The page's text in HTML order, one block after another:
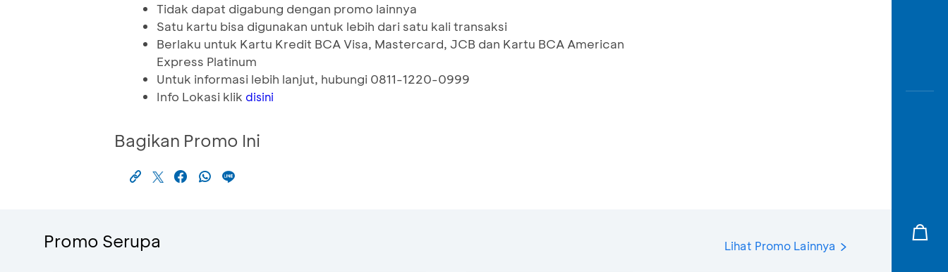
Tidak dapat digabung dengan promo lainnya
Satu kartu bisa digunakan untuk lebih dari satu kali transaksi
Berlaku untuk Kartu Kredit BCA Visa, Mastercard, JCB dan Kartu BCA American
Express Platinum
Untuk informasi lebih lanjut, hubungi 0811-1220-0999
Info Lokasi klik disini
Bagikan Promo Ini
Promo Serupa Lihat Promo Lainnya